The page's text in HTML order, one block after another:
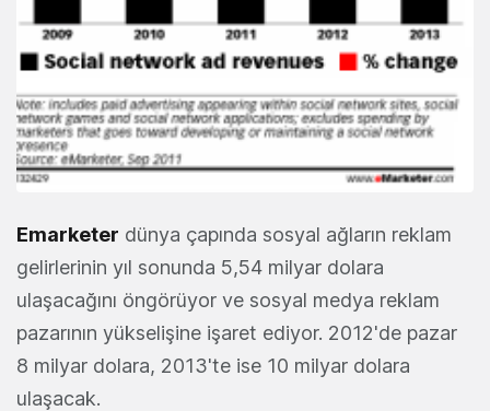
Emarketer dünya çapında sosyal ağların reklam
gelirlerinin yıl sonunda 5,54 milyar dolara
ulaşacağını öngörüyor ve sosyal medya reklam
pazarının yükselişine işaret ediyor. 2012'de pazar
8 milyar dolara, 2013'te ise 10 milyar dolara
ulaşacak.